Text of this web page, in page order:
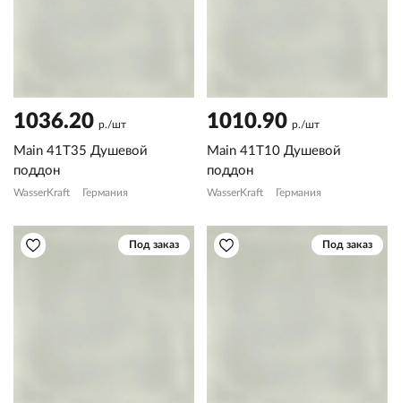
1036.20 р./шт
Main 41T35 Душевой
поддон
WasserKraft Германия
1010.90 р./шт
Main 41T10 Душевой
поддон
WasserKraft Германия
Под заказ Под заказ